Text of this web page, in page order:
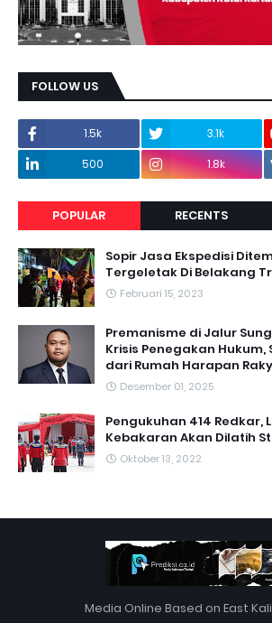
FOLLOW US
1.5k 3.1k
500
1.8k
POPULAR RECENTS
Sopir Jasa Ekspedisi
Tergeletak Di Belakang
Februari 15, 2023
Premanisme di Jalur
Krisis Penegakan Hukum,
dari Rumah Harapan
Desember 01, 2025
Pengukuhan 414 Redkar,
Kebakaran Akan Dilatih
Oktober 13, 2022
Media Online Based on East